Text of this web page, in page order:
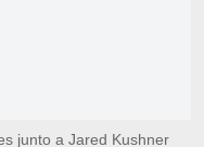
junto a Jared Kushner